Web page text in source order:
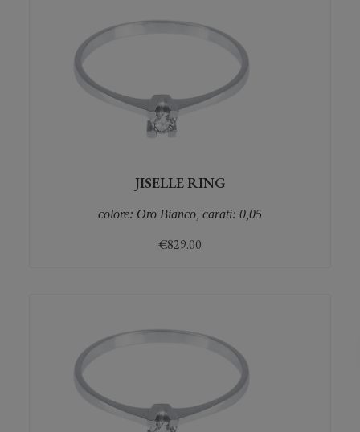
JISELLE RING
colore: Oro Bianco, carati: 0,05
€829.00